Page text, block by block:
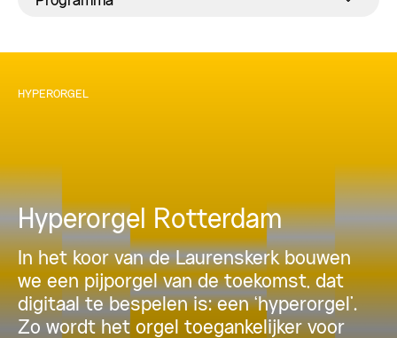
HYPERORGEL
Hyperorgel Rotterdam
In het koor van de Laurenskerk bouwen
we een pijporgel van de toekomst, dat
digitaal te bespelen is: een ‘hyperorgel’.
Zo wordt het orgel toegankelijker voor